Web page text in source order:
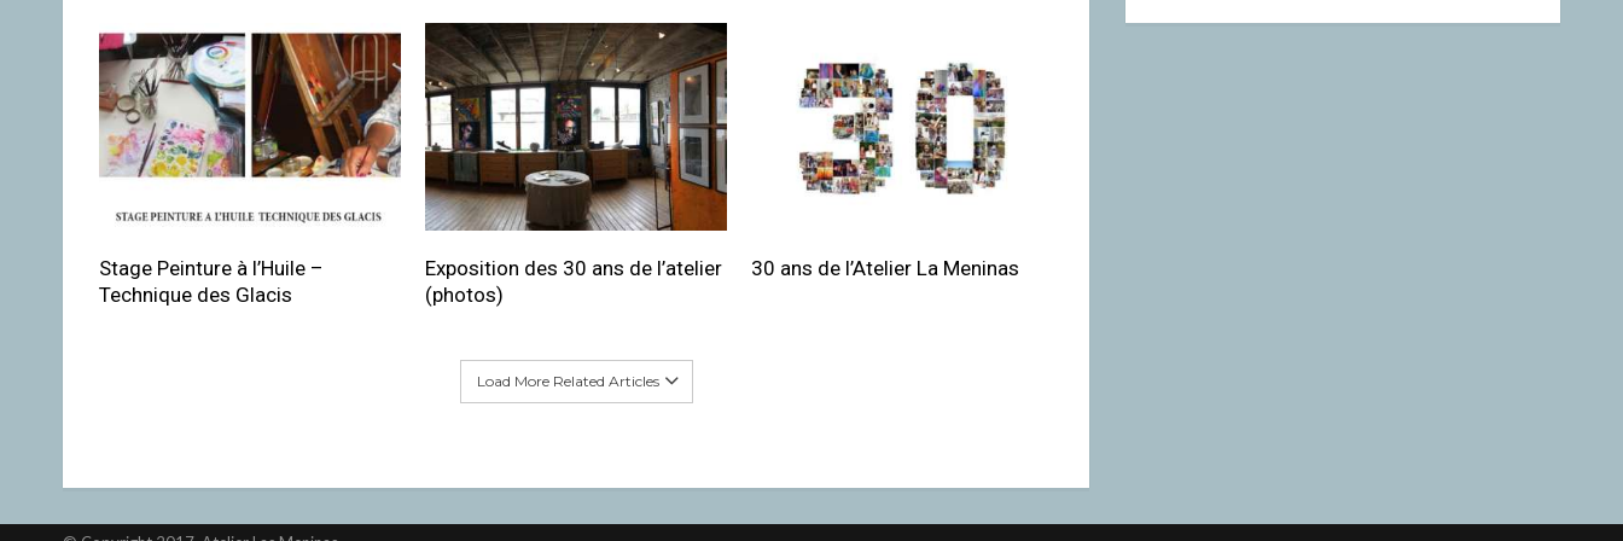
Stage Peinture à l’Huile –
Technique des Glacis
Exposition des 30 ans de l’atelier
(photos)
30 ans de l’Atelier La Meninas
Load More Related Articles